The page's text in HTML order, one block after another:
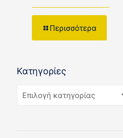
Περισσότερα
Κατηγορίες